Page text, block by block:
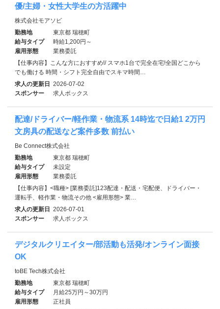
優/主婦・女性大学生の方活躍中
株式会社モアソビ
勤務地
東京都 瑞穂町
給与タイプ
時給1,200円～
雇用形態
業務委託
【仕事内容】こんな方におすすめ!/ スマホ1台で完全在宅!全国どこから
でも働ける 時間・シフト完全自由でスキマ時間…
求人の更新日 2026-07-02
スポンサー
求人ボックス
配達/ドライバー/軽作業・物流系 14時迄で日給1 2万円
文房具の配送など案件多数 前払い
Be Connect株式会社
勤務地
東京都 瑞穂町
給与タイプ
未設定
雇用形態
業務委託
【仕事内容】<職種> [業務委託]123配達・配送・宅配便、ドライバー・
運転手、軽作業・物流その他 <雇用形態> 業…
求人の更新日 2026-07-01
スポンサー
求人ボックス
デジタルクリエイター/部活動も活発/オンライン面接
OK
toBE Tech株式会社
勤務地
東京都 瑞穂町
給与タイプ
月給25万円～30万円
雇用形態
正社員